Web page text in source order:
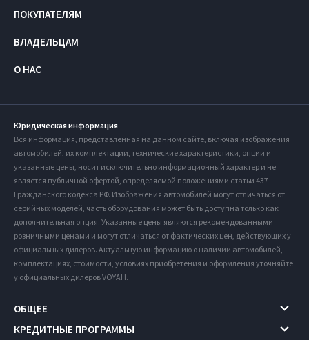
ПОКУПАТЕЛЯМ
ВЛАДЕЛЬЦАМ
О НАС
Юридическая информация
Вся информация, представленная на данном сайте, включая изображения
автомобилей, их комплектации, технические характеристики, опции и
указанные цены, носит исключительно информационный характер и не
является публичной офертой, определяемой положениями статьи 437
Гражданского кодекса РФ. Изображения автомобилей могут отличаться от
серийных моделей, часть оборудования может быть доступна только как
дополнительная опция. Указанные цены являются рекомендованными
розничными ценами и могут отличаться от фактических цен, действующих у
официальных дилеров. Актуальную информацию о наличии автомобилей,
комплектациях, стоимости, условиях приобретения и оформления уточняйте
у официальных дилеров VOYAH.
ОБЩЕЕ
КРЕДИТНЫЕ ПРОГРАММЫ